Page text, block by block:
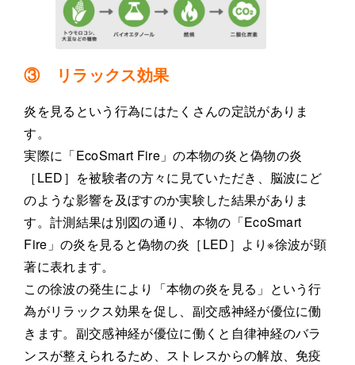
③ リラックス効果
炎を見るという行為にはたくさんの定説がありま
す。
実際に「EcoSmart Fire」の本物の炎と偽物の炎
［LED］を被験者の方々に見ていただき、脳波にど
のような影響を及ぼすのか実験した結果がありま
す。計測結果は別図の通り、本物の「EcoSmart
Fire」の炎を見ると偽物の炎［LED］より※徐波が顕
著に表れます。
この徐波の発生により「本物の炎を見る」という行
為がリラックス効果を促し、副交感神経が優位に働
きます。副交感神経が優位に働くと自律神経のバラ
ンスが整えられるため、ストレスからの解放、免疫